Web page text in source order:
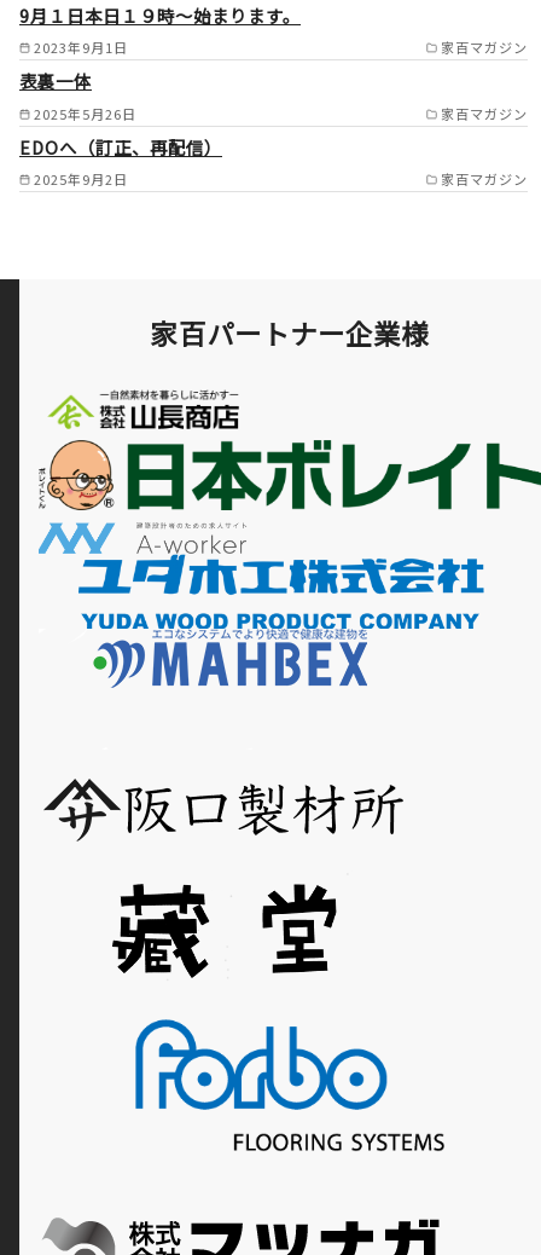
2023年9月1日 家百マガジン
9月１日本日１９時～始まります。
2025年5月26日 家百マガジン
表裏一体
2025年9月2日 家百マガジン
EDOへ（訂正、再配信）
家百パートナー企業様